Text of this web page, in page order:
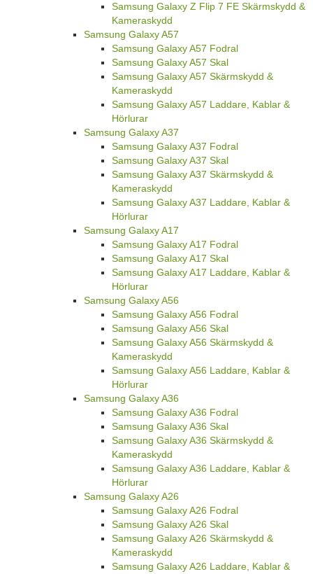
Samsung Galaxy Z Flip 7 FE Skärmskydd &
Kameraskydd
Samsung Galaxy A57
Samsung Galaxy A57 Fodral
Samsung Galaxy A57 Skal
Samsung Galaxy A57 Skärmskydd &
Kameraskydd
Samsung Galaxy A57 Laddare, Kablar &
Hörlurar
Samsung Galaxy A37
Samsung Galaxy A37 Fodral
Samsung Galaxy A37 Skal
Samsung Galaxy A37 Skärmskydd &
Kameraskydd
Samsung Galaxy A37 Laddare, Kablar &
Hörlurar
Samsung Galaxy A17
Samsung Galaxy A17 Fodral
Samsung Galaxy A17 Skal
Samsung Galaxy A17 Laddare, Kablar &
Hörlurar
Samsung Galaxy A56
Samsung Galaxy A56 Fodral
Samsung Galaxy A56 Skal
Samsung Galaxy A56 Skärmskydd &
Kameraskydd
Samsung Galaxy A56 Laddare, Kablar &
Hörlurar
Samsung Galaxy A36
Samsung Galaxy A36 Fodral
Samsung Galaxy A36 Skal
Samsung Galaxy A36 Skärmskydd &
Kameraskydd
Samsung Galaxy A36 Laddare, Kablar &
Hörlurar
Samsung Galaxy A26
Samsung Galaxy A26 Fodral
Samsung Galaxy A26 Skal
Samsung Galaxy A26 Skärmskydd &
Kameraskydd
Samsung Galaxy A26 Laddare, Kablar &